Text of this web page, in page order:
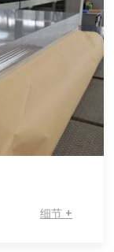
细节 +